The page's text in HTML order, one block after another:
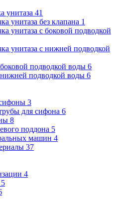
унитаза 41
унитаза без клапана 1
унитаза с боковой подводкой
унитаза с нижней подводкой
подводкой воды 6
подводкой воды 6
3
для сифона 6
8
поддона 5
машин 4
37
4
5